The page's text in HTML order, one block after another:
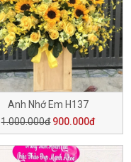
Anh Nhớ Em H137
1.000.000đ 900.000đ